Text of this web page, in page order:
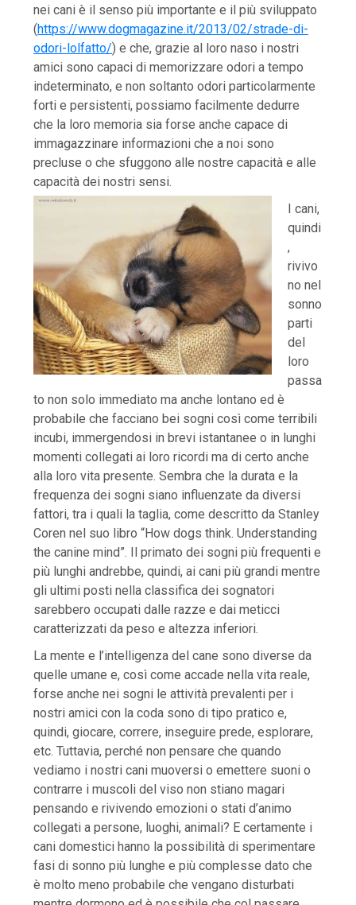
nei cani è il senso più importante e il più sviluppato
(https://www.dogmagazine.it/2013/02/strade-di-
odori-lolfatto/) e che, grazie al loro naso i nostri
amici sono capaci di memorizzare odori a tempo
indeterminato, e non soltanto odori particolarmente
forti e persistenti, possiamo facilmente dedurre
che la loro memoria sia forse anche capace di
immagazzinare informazioni che a noi sono
precluse o che sfuggono alle nostre capacità e alle
capacità dei nostri sensi.
I cani,
quindi
,
rivivo
no nel
sonno
parti
del
loro
passa
to non solo immediato ma anche lontano ed è
probabile che facciano bei sogni così come terribili
incubi, immergendosi in brevi istantanee o in lunghi
momenti collegati ai loro ricordi ma di certo anche
alla loro vita presente. Sembra che la durata e la
frequenza dei sogni siano influenzate da diversi
fattori, tra i quali la taglia, come descritto da Stanley
Coren nel suo libro “How dogs think. Understanding
the canine mind”. Il primato dei sogni più frequenti e
più lunghi andrebbe, quindi, ai cani più grandi mentre
gli ultimi posti nella classifica dei sognatori
sarebbero occupati dalle razze e dai meticci
caratterizzati da peso e altezza inferiori.
La mente e l’intelligenza del cane sono diverse da
quelle umane e, così come accade nella vita reale,
forse anche nei sogni le attività prevalenti per i
nostri amici con la coda sono di tipo pratico e,
quindi, giocare, correre, inseguire prede, esplorare,
etc. Tuttavia, perché non pensare che quando
vediamo i nostri cani muoversi o emettere suoni o
contrarre i muscoli del viso non stiano magari
pensando e rivivendo emozioni o stati d’animo
collegati a persone, luoghi, animali? E certamente i
cani domestici hanno la possibilità di sperimentare
fasi di sonno più lunghe e più complesse dato che
è molto meno probabile che vengano disturbati